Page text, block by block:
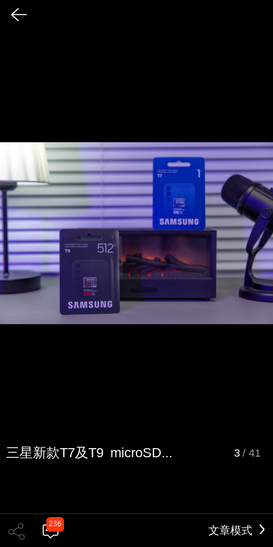
三星新款T7及T9 microSD... 3 / 41
236
文章模式